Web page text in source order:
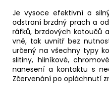
Je vysoce efektivní a
odstraní brzdný prach a
ráfků, brzdových kotoučů
vně, tak uvnitř bez
určený na všechny typy
slitiny, hliníkové,
nanesení a kontaktu s
Zčervenání po opláchnutí